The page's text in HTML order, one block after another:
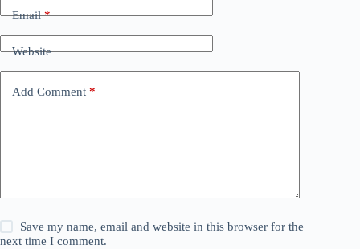
Email*
Website
Add Comment *
Save my name, email and website in this browser for the
next time I comment.